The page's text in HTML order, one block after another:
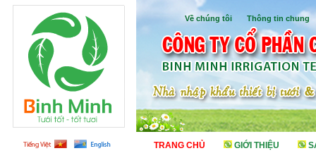
TRANG CHỦ GIỚI THIỆU
Về chúng tôi Thông tin chung